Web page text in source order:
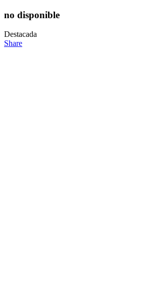
no disponible
Destacada
Share